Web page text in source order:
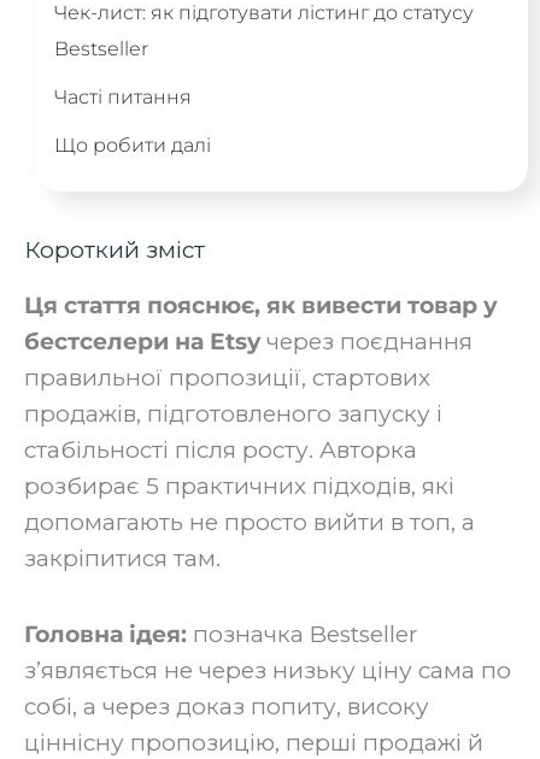
Чек-лист: як підготувати лістинг до статусу
Bestseller
Часті питання
Що робити далі
Короткий зміст
Ця стаття пояснює, як вивести товар у
бестселери на Etsyчерез поєднання
правильної пропозиції, стартових
продажів, підготовленого запуску і
стабільності після росту. Авторка
розбирає 5 практичних підходів, які
допомагають не просто вийти в топ, а
закріпитися там.
Головна ідея: позначка Bestseller
з’являється не через низьку ціну сама по
собі, а через доказ попиту, високу
ціннісну пропозицію, перші продажі й